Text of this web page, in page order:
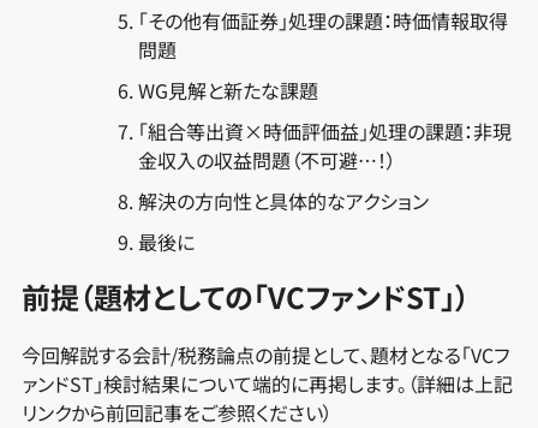
「その他有価証券」処理の課題：時価情報取得
問題
WG見解と新たな課題
「組合等出資×時価評価益」処理の課題：非現
金収入の収益問題（不可避…！）
解決の方向性と具体的なアクション
最後に
前提（題材としての「VCファンドST」）
今回解説する会計/税務論点の前提として、題材となる「VCフ
ァンドST」検討結果について端的に再掲します。（詳細は上記
リンクから前回記事をご参照ください）